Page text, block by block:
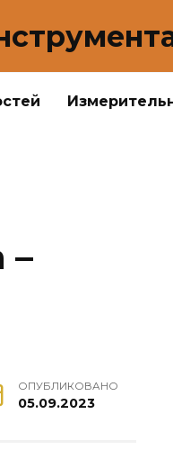
–
ОПУБЛИКОВАНО
05.09.2023